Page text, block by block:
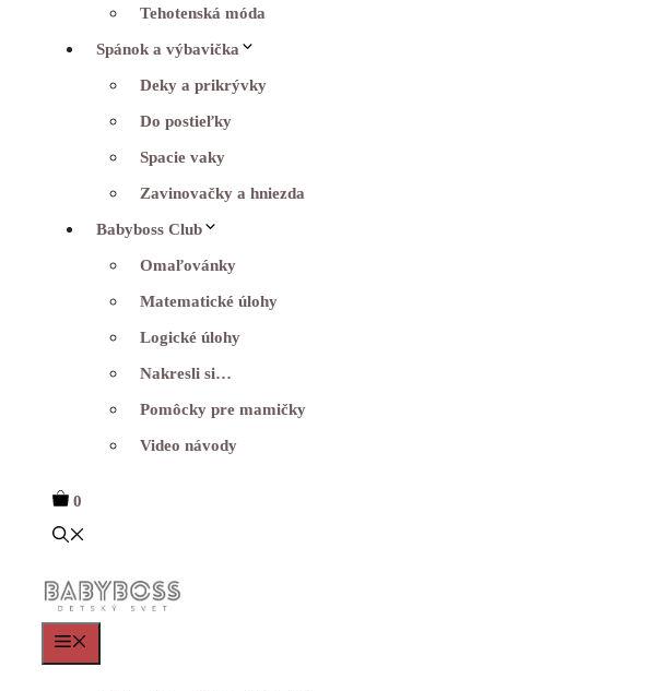
Tehotenská móda
Spánok a výbavička
Deky a prikrývky
Do postieľky
Spacie vaky
Zavinovačky a hniezda
Babyboss Club
Omaľovánky
Matematické úlohy
Logické úlohy
Nakresli si…
Pomôcky pre mamičky
Video návody
0